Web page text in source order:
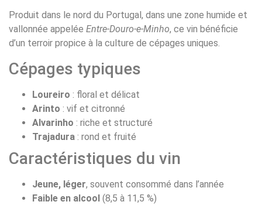
Produit dans le nord du Portugal, dans une zone humide et
vallonnée appelée Entre-Douro-e-Minho, ce vin bénéficie
d’un terroir propice à la culture de cépages uniques.
Cépages typiques
Loureiro : floral et délicat
Arinto : vif et citronné
Alvarinho : riche et structuré
Trajadura : rond et fruité
Caractéristiques du vin
Jeune, léger, souvent consommé dans l’année
Faible en alcool (8,5 à 11,5 %)